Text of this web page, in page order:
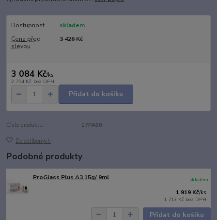
Dostupnost
skladem
Cena před
slevou
3 426 Kč
3 084 Kč/ks
2 754 Kč bez DPH
Přidat do košíku
Číslo produktu: 17PA00
Do oblíbených
Podobné produkty
ProGlass Plus A3 15g/ 9ml
1 919 Kč/ks
1 713 Kč bez DPH
skladem
Přidat do košíku